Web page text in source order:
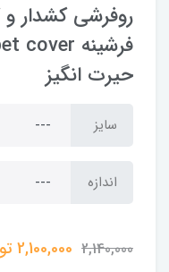
روفرشی کشدار
حیرت انگیز
سایز
اندازه
2,140,000
2,100,000